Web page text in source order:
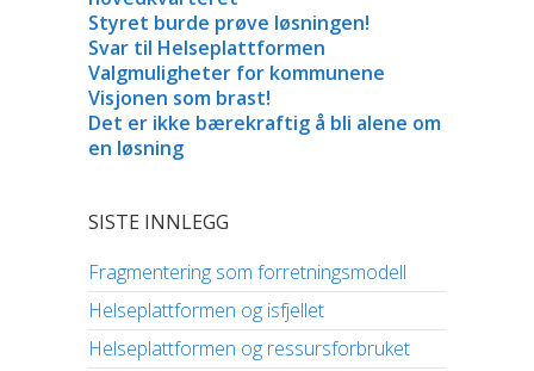
Styret burde prøve løsningen!
Svar til Helseplattformen
Valgmuligheter for kommunene
Visjonen som brast!
Det er ikke bærekraftig å bli alene om
en løsning
SISTE INNLEGG
Fragmentering som forretningsmodell
Helseplattformen og isfjellet
Helseplattformen og ressursforbruket